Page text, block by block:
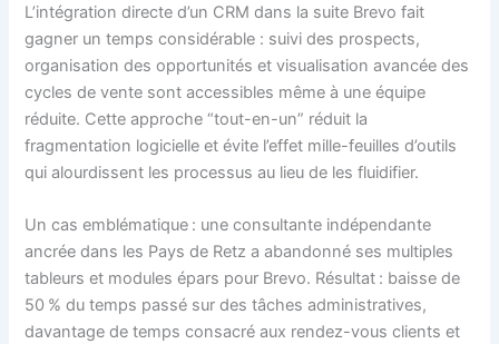
L’intégration directe d’un CRM dans la suite Brevo fait
gagner un temps considérable : suivi des prospects,
organisation des opportunités et visualisation avancée des
cycles de vente sont accessibles même à une équipe
réduite. Cette approche “tout-en-un” réduit la
fragmentation logicielle et évite l’effet mille-feuilles d’outils
qui alourdissent les processus au lieu de les fluidifier.
Un cas emblématique : une consultante indépendante
ancrée dans les Pays de Retz a abandonné ses multiples
tableurs et modules épars pour Brevo. Résultat : baisse de
50 % du temps passé sur des tâches administratives,
davantage de temps consacré aux rendez-vous clients et